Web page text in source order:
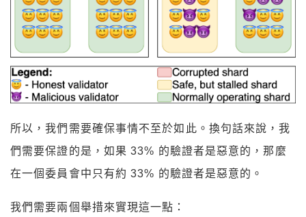
所以，我們需要確保事情不至於如此。換句話來說，我
們需要保證的是，如果 33% 的驗證者是惡意的，那麼
在一個委員會中只有約 33% 的驗證者是惡意的。
我們需要兩個舉措來實現這一點：